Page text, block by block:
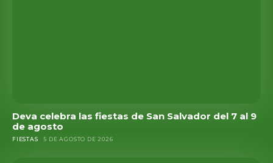
Deva celebra las fiestas de San Salvador del 7 al 9
de agosto
FIESTAS 5 DE AGOSTO DE 2026